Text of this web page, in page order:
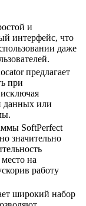
и
интерфейс, что
даже
предлагает
при
данных или
SoftPerfect
значительно
на
работу
широкий набор